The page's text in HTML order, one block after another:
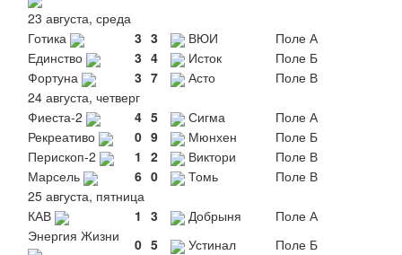
23 августа, среда
Готика
3 3 ВЮИ
Поле А
Единство
3 4 Исток
Поле Б
Фортуна
3 7 Асто
Поле В
24 августа, четверг
Фиеста-2
4 5 Сигма
Поле А
Рекреативо
0 9 Мюнхен
Поле Б
Перископ-2
1 2 Виктори
Поле В
Марсель
6 0 Томь
Поле В
25 августа, пятница
КАВ
1 3 Добрыня
Поле А
Энергия Жизни
0 5 Устинал
Поле Б